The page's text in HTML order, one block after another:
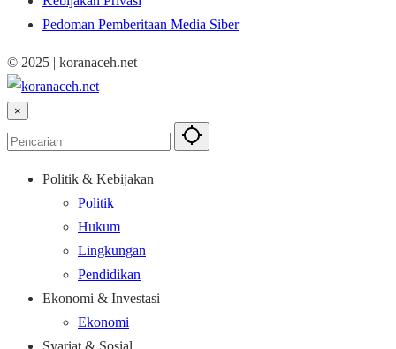
Pedoman Pemberitaan Media Siber
© 2025 | koranaceh.net
×
Politik & Kebijakan
Politik
Hukum
Lingkungan
Pendidikan
Ekonomi & Investasi
Ekonomi
Syariat & Sosial